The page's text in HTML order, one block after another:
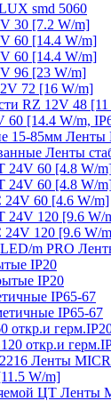
smd 5060
30 [7.2 W/m]
60 [14.4 W/m]
60 [14.4 W/m]
96 [23 W/m]
72 [16 W/m]
RZ 12V 48
60 [14.4 W/m,
Ленты
Ленты
24V 60 [4.8 W/
24V 60 [4.8 W/
24V 60 [4.6 W/m]
24V 120 [9.6 W/
24V 120 [9.6 W/
IP20
IP20
IP65-67
IP65-67
откр.и
откр.и
Ленты
W/m]
Ленты